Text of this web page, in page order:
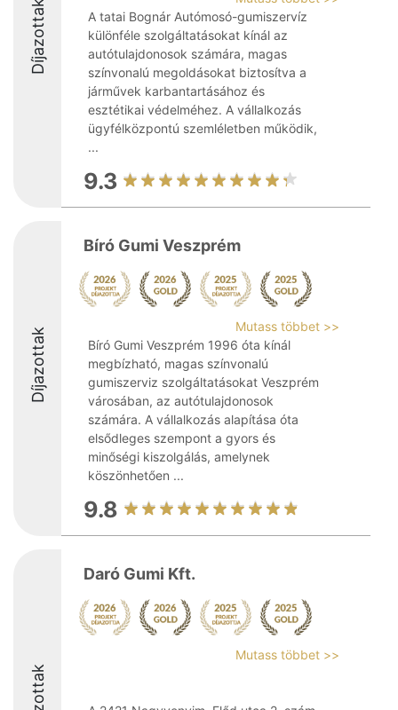
Díjazottak
A tatai Bognár Autómosó-gumiszervíz
különféle szolgáltatásokat kínál az
autótulajdonosok számára, magas
színvonalú megoldásokat biztosítva a
járművek karbantartásához és
esztétikai védelméhez. A vállalkozás
ügyfélközpontú szemléletben működik,
...
9.3
Díjazottak
Bíró Gumi Veszprém
Mutass többet >>
Bíró Gumi Veszprém 1996 óta kínál
megbízható, magas színvonalú
gumiszerviz szolgáltatásokat Veszprém
városában, az autótulajdonosok
számára. A vállalkozás alapítása óta
elsődleges szempont a gyors és
minőségi kiszolgálás, amelynek
köszönhetően ...
9.8
Daró Gumi Kft.
Mutass többet >>